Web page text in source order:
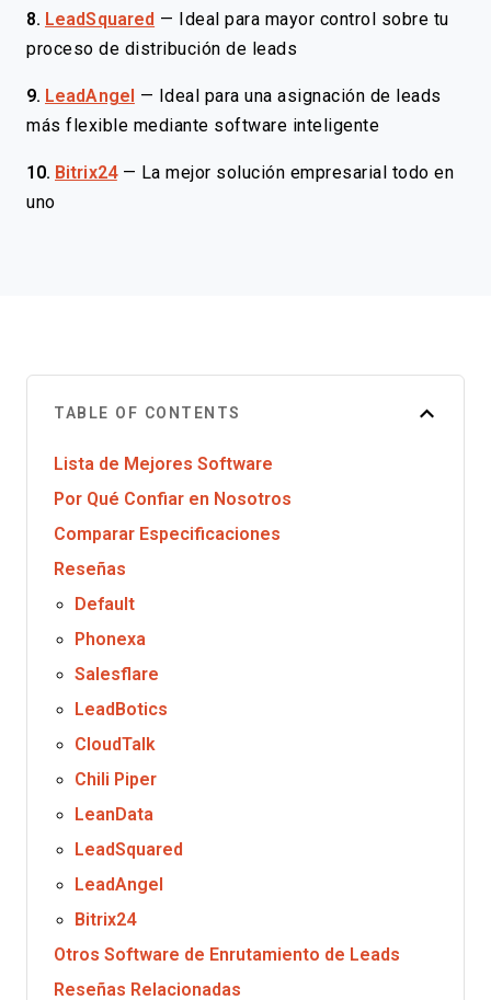
8. LeadSquared —
Ideal para mayor control sobre tu
proceso de distribución de leads
9. LeadAngel —
Ideal para una asignación de leads
más flexible mediante software inteligente
10. Bitrix24 — La mejor solución empresarial todo en
uno
TABLE OF CONTENTS
Lista de Mejores Software
Por Qué Confiar en Nosotros
Comparar Especificaciones
Reseñas
Default
Phonexa
Salesflare
LeadBotics
CloudTalk
Chili Piper
LeanData
LeadSquared
LeadAngel
Bitrix24
Otros Software de Enrutamiento de Leads
Reseñas Relacionadas